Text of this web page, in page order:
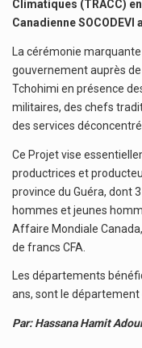
Climatiques (TRACC)
Canadienne
La cérémonie
gouvernement auprès
Tchohimi en présence
militaires, des chefs
des services
Ce Projet vise
productrices et
province du Guéra, dont
hommes et jeunes
Affaire Mondiale
de francs CFA.
Les départements
ans, sont le département
Par: Hassana Hamit